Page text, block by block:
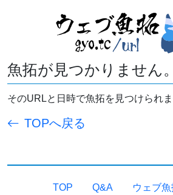
魚拓が見つかりません。
そのURLと日時で魚拓を見つけられま
TOPへ戻る
TOP Q&A ウェブ